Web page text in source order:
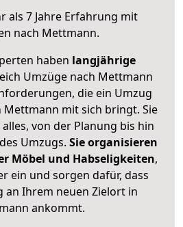
als 7 Jahre Erfahrung mit
nach Mettmann.
haben langjährige
Umzüge nach Mettmann
die ein Umzug
Mettmann mit sich bringt. Sie
von der Planung bis hin
Umzugs. Sie organisieren
Möbel und Habseligkeiten,
ein und sorgen dafür, dass
an Ihrem neuen Zielort in
ankommt.